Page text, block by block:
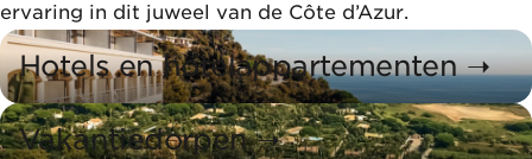
ervaring in dit juweel van de Côte d’Azur.
Hotels en hotelappartementen ➝
Hôtels et résidences hôtelières
Vakantiedorpen ➝